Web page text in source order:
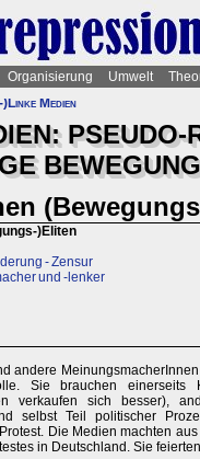
Organisierung Umwelt
Medien
PSEUDO-
)Eliten
- Zensur
und -lenker
andere
Sie brauchen einerseits
verkaufen sich besser),
selbst Teil politischer
Die Medien machten
in Deutschland. Sie